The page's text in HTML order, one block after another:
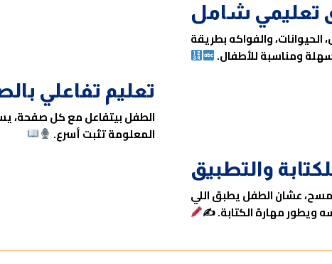
تعليمي شامل
الحيوانات، والفواكه بطريقة
ومناسبة للأطفال.
تعليم تفاعلي
الطفل بيتفاعل مع كل صفحة،
المعلومة تثبت أسرع.
والتطبيق
عشان الطفل يطبق اللي
ويطور مهارة الكتابة. ✍